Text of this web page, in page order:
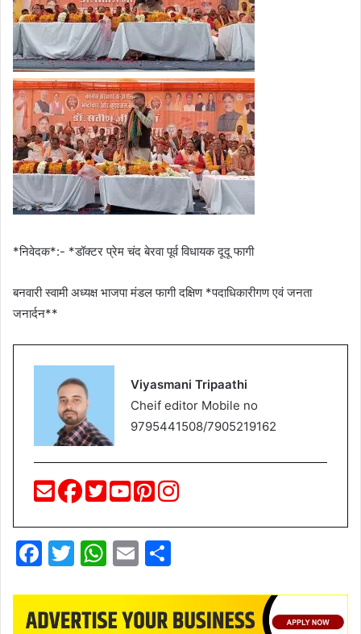
*निवेदक*:- *डॉक्टर प्रेम चंद बेरवा पूर्व विधायक दूदू फागी
बनवारी स्वामी अध्यक्ष भाजपा मंडल फागी दक्षिण *पदाधिकारीगण एवं जनता
जनार्दन**
Viyasmani Tripaathi
Cheif editor Mobile no
9795441508/7905219162
F
c
T
itt
W
at
E
ai ar